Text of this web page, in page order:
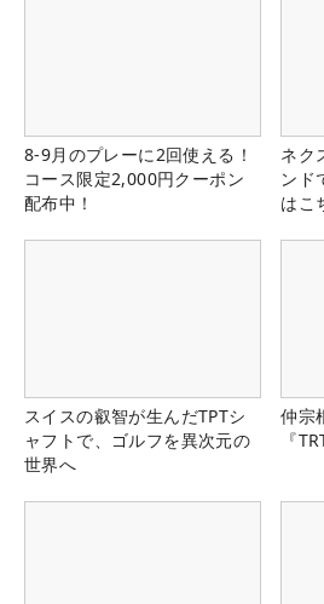
8-9月のプレーに2回使える！
コース限定2,000円クーポン
配布中！
ネク
ンド
はこ
スイスの叡智が生んだTPTシ
ャフトで、ゴルフを異次元の
世界へ
仲宗
『